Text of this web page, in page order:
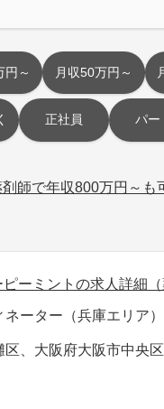
円～ 月収50万円～
正社員 パー
師で年収800万円～も
ーミントの求人詳細（
ーター（兵庫エリア
、大阪府大阪市中央区